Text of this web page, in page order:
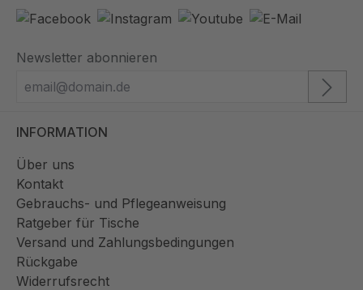
Newsletter abonnieren
INFORMATION
Über uns
Kontakt
Gebrauchs- und Pflegeanweisung
Ratgeber für Tische
Versand und Zahlungsbedingungen
Rückgabe
Widerrufsrecht